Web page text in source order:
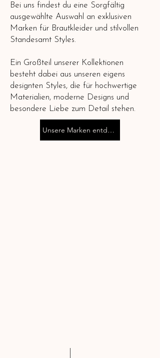
Bei uns findest du eine Sorgfältig
ausgewählte Auswahl an exklusiven
Marken für Brautkleider und stilvollen
Standesamt Styles.
Ein Großteil unserer Kollektionen
besteht dabei aus unseren eigens
designten Styles, die für hochwertige
Materialien, moderne Designs und
besondere Liebe zum Detail stehen.
Unsere Marken entdecken